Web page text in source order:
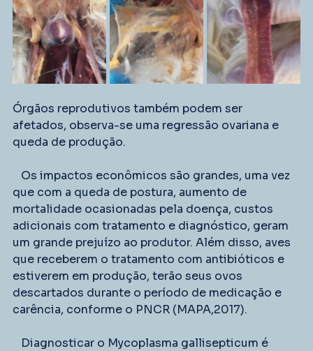
Órgãos reprodutivos também podem ser
afetados, observa-se uma regressão ovariana e
queda de produção.
que com a queda de postura, aumento de
mortalidade ocasionadas pela doença, custos
adicionais com tratamento e diagnóstico, geram
um grande prejuízo ao produtor. Além disso, aves
que receberem o tratamento com antibióticos e
estiverem em produção, terão seus ovos
descartados durante o período de medicação e
carência, conforme o PNCR (MAPA,2017).